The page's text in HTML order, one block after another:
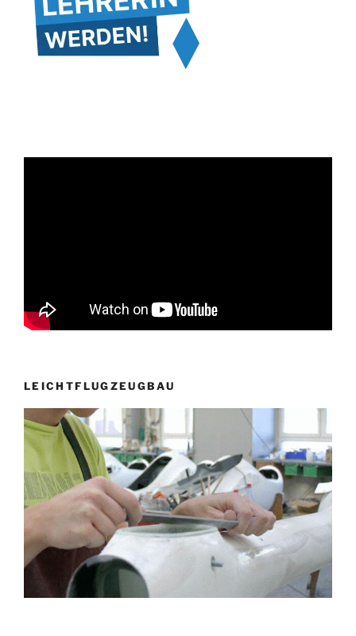
LEICHTFLUGZEUGBAU